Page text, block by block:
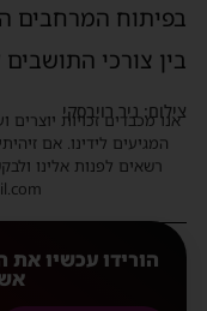
בפיתוח המרחבים
בין צורכי
צילום: ניר רויבסקי
אנו מכבדים זכויות
המגיעים לידינו. אם
רשאים לפנות אלינו
הורידו עכשיו